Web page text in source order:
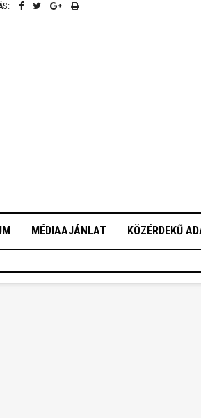
MÉDIAAJÁNLAT KÖZÉRDEKŰ